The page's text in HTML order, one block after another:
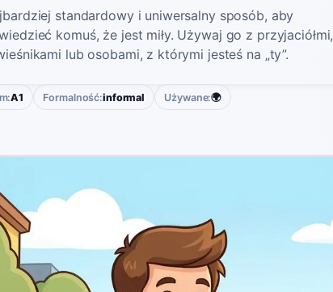
standardowy i uniwersalny sposób, aby
komuś, że jest miły. Używaj go z przyjaciółmi,
lub osobami, z którymi jesteś na „ty”.
A1 Formalność:informal Używane:🌍